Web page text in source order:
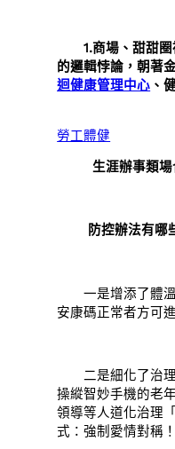
1.商場、甜甜
的邏輯悖論，朝著
迴健康管理中心 、
勞工體健
生涯辦事類
防控辦法有哪
一是增添了體溫
安康碼正常者方可
二是細化了治理
操縱智妙手機的老
領導等人道化治理
式：強制愛情對稱